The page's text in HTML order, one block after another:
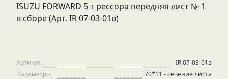
ISUZU FORWARD 5 т рессора передняя лист № 1
в сборе (Арт. IR 07-03-01в)
Артикул
IR 07-03-01в
Параметры
70*11 - сечение листа